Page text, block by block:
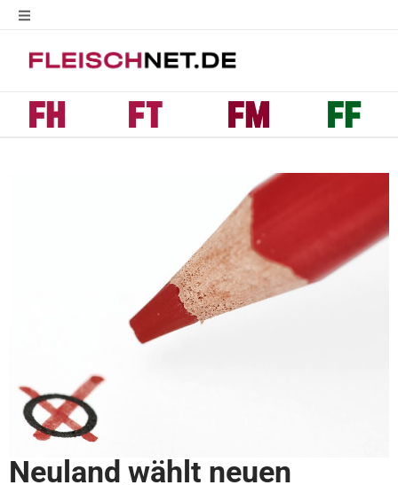
Neuland wählt neuen